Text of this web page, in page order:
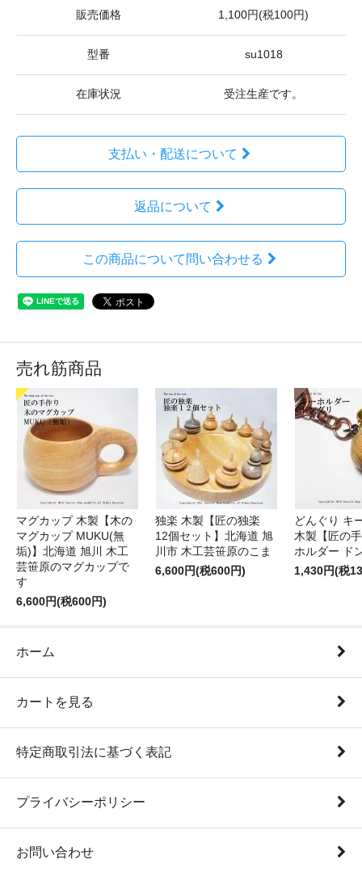
販売価格 1,100円(税100円)
型番 su1018
在庫状況 受注生産です。
支払い・配送について
返品について
この商品について問い合わせる
売れ筋商品
マグカップ 木製【木の
マグカップ MUKU(無
垢)】北海道 旭川 木工
芸笹原のマグカップで
す
6,600円(税600円)
独楽 木製【匠の独楽
12個セット】北海道 旭
川市 木工芸笹原のこま
6,600円(税600円)
どんぐり キ
木製【匠の
ホルダー ド
1,430円(税
ホーム
カートを見る
特定商取引法に基づく表記
プライバシーポリシー
お問い合わせ